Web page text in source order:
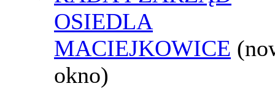
OSIEDLA
MACIEJKOWICE
okno)